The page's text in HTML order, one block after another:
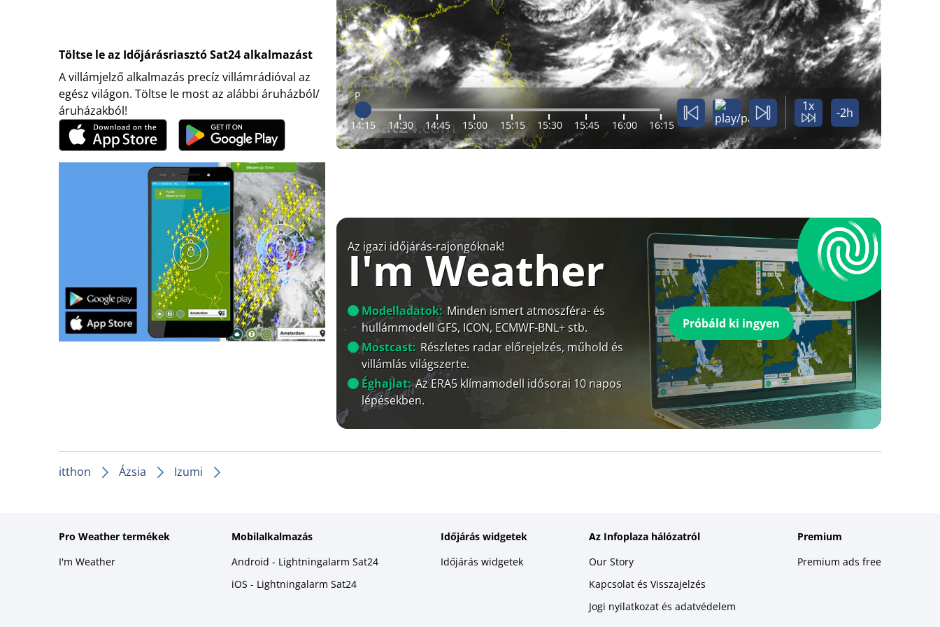
Töltse le az Időjárásriasztó Sat24 alkalmazást
A villámjelző alkalmazás precíz villámrádióval az
egész világon. Töltse le most az alábbi áruházból/
áruházakból!
P
14:15 14:30 14:45 15:00 15:15 15:30 15:45 16:00 16:15
1x -2h
Az igazi időjárás-rajongóknak!
I'm Weather
Modelladatok: Minden ismert atmoszféra- és
hullámmodell GFS, ICON, ECMWF-BNL+ stb.
Mostcast: Részletes radar előrejelzés, műhold és
villámlás világszerte.
Éghajlat: Az ERA5 klímamodell idősorai 10 napos
lépésekben.
Próbáld ki ingyen
itthon Ázsia Izumi
Pro Weather termékek
I'm Weather
Mobilalkalmazás
Android - Lightningalarm Sat24
iOS - Lightningalarm Sat24
Időjárás widgetek
Időjárás widgetek
Az Infoplaza hálózatról
Our Story
Kapcsolat és Visszajelzés
Jogi nyilatkozat és adatvédelem
Premium
Premium ads free